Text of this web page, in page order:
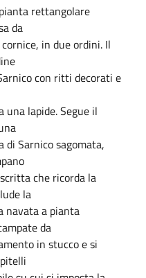
rettangolare
da
in due ordini. Il
con ritti decorati e
una lapide. Segue il
Sarnico sagomata,
che ricorda la
la
navata a pianta
da
in stucco e si